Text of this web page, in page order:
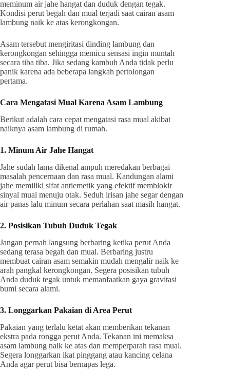
meminum air jahe hangat dan duduk dengan tegak.
Kondisi perut begah dan mual terjadi saat cairan asam
lambung naik ke atas kerongkongan.
Asam tersebut mengiritasi dinding lambung dan
kerongkongan sehingga memicu sensasi ingin muntah
secara tiba tiba. Jika sedang kambuh Anda tidak perlu
panik karena ada beberapa langkah pertolongan
pertama.
Cara Mengatasi Mual Karena Asam Lambung
Berikut adalah cara cepat mengatasi rasa mual akibat
naiknya asam lambung di rumah.
1. Minum Air Jahe Hangat
Jahe sudah lama dikenal ampuh meredakan berbagai
masalah pencernaan dan rasa mual. Kandungan alami
jahe memiliki sifat antiemetik yang efektif memblokir
sinyal mual menuju otak. Seduh irisan jahe segar dengan
air panas lalu minum secara perlahan saat masih hangat.
2. Posisikan Tubuh Duduk Tegak
Jangan pernah langsung berbaring ketika perut Anda
sedang terasa begah dan mual. Berbaring justru
membuat cairan asam semakin mudah mengalir naik ke
arah pangkal kerongkongan. Segera posisikan tubuh
Anda duduk tegak untuk memanfaatkan gaya gravitasi
bumi secara alami.
3. Longgarkan Pakaian di Area Perut
Pakaian yang terlalu ketat akan memberikan tekanan
ekstra pada rongga perut Anda. Tekanan ini memaksa
asam lambung naik ke atas dan memperparah rasa mual.
Segera longgarkan ikat pinggang atau kancing celana
Anda agar perut bisa bernapas lega.